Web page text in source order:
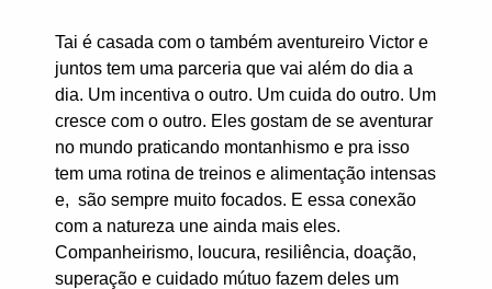
Tai é casada com o também aventureiro Victor e
juntos tem uma parceria que vai além do dia a
dia. Um incentiva o outro. Um cuida do outro. Um
cresce com o outro. Eles gostam de se aventurar
no mundo praticando montanhismo e pra isso
tem uma rotina de treinos e alimentação intensas
e, são sempre muito focados. E essa conexão
com a natureza une ainda mais eles.
Companheirismo, loucura, resiliência, doação,
superação e cuidado mútuo fazem deles um